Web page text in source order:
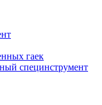
гаек
специнструмент